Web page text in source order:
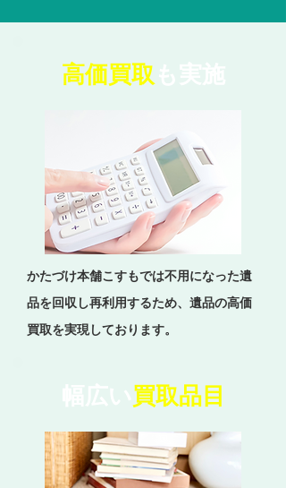
高価買取
かたづけ本舗こすもでは不用になった遺
品を回収し再利用するため、遺品の高価
買取を実現しております。
買取品目